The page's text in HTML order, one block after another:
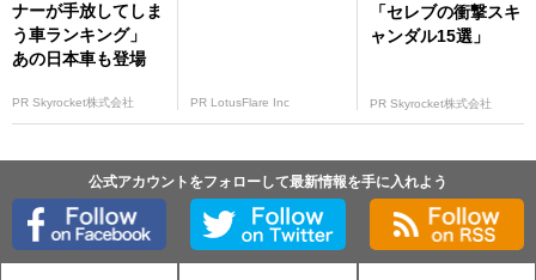
ナーが手放してしま
う車ランキング」
あの日本車も登場
PR Skyrocket株式会社 PR LotusFlare Inc
「セレブの衝撃スキ
ャンダル15選」
PR Skyrocket株式会社
公式アカウントをフォローして最新情報を手に入れよう